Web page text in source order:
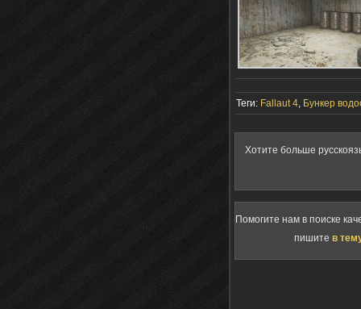
Теги: Fallaut 4, Бункер
Хотите больше
Помогите нам в поиске
пишите в